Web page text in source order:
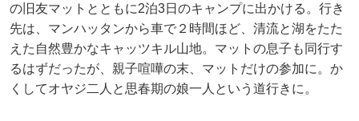
の旧友マットとともに2泊3日のキャンプに出かける。行き
先は、マンハッタンから車で２時間ほど、清流と湖をたた
えた自然豊かなキャッツキル山地。マットの息子も同行す
るはずだったが、親子喧嘩の末、マットだけの参加に。か
くしてオヤジ二人と思春期の娘一人という道行きに。